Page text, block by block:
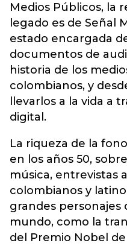
Medios Públicos, la
legado es de Señal
estado encargada
documentos de
historia de los
colombianos, y
llevarlos a la vida a
digital.
La riqueza de la
en los años 50,
música, entrevistas
colombianos y
grandes personajes
mundo, como la
del Premio Nobel